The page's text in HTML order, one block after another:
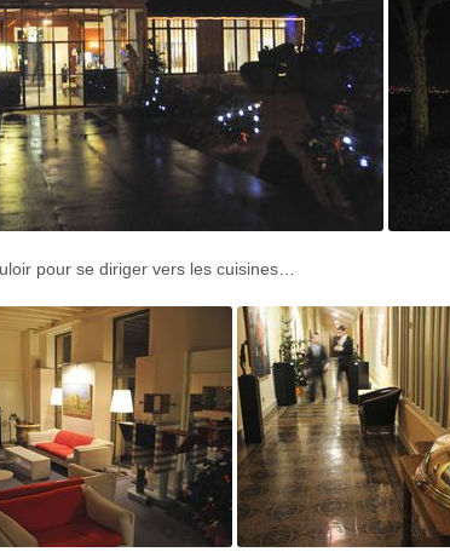
pour se diriger vers les cuisines…